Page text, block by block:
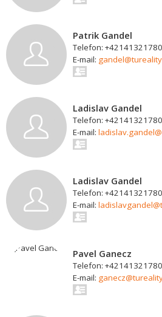
Patrik Gandel
Telefon:
E-mail:
Ladislav Gandel
Telefon:
E-mail:
Ladislav Gandel
Telefon:
E-mail:
Pavel Ganecz
Telefon:
E-mail: